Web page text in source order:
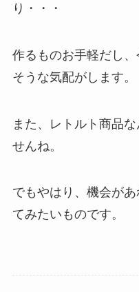
り・・・
作るものお手軽だし
そうな気配がします。
また、レトルト商品
せんね。
でもやはり、機会が
てみたいものです。